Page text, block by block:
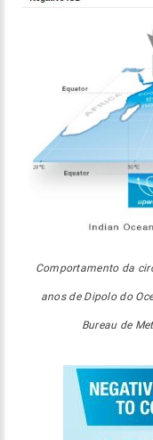
Comportamento da
anos de Dipolo do
Bureau de